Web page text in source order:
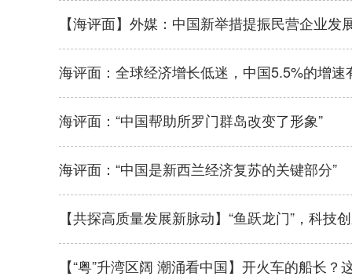
【海评面】外媒：中国新举措提振民营企业发
海评面：全球经济增长低迷，中国5.5%的增速
海评面：“中国帮助所罗门群岛改变了形象”
海评面：“中国是新西兰经济复苏的关键部分”
【共探高质量发展新脉动】“鱼跃龙门”，科技
【“粤”升湾区阔 潮涌看中国】开火车的船长？